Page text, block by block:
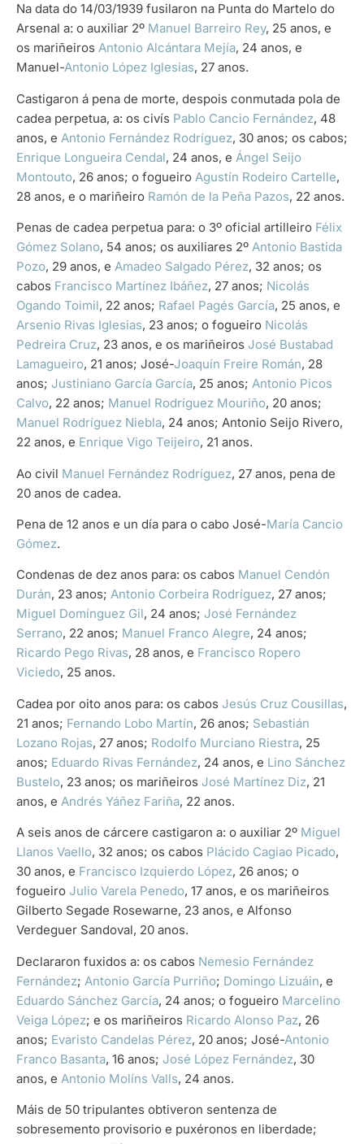
Na data do 14/03/1939 fusilaron na Punta do Martelo do
Arsenal a: o auxiliar 2º Manuel Barreiro Rey, 25 anos, e
os mariñeiros Antonio Alcántara Mejía, 24 anos, e
Manuel-Antonio López Iglesias, 27 anos.
Castigaron á pena de morte, despois conmutada pola de
cadea perpetua, a: os civís Pablo Cancio Fernández, 48
anos, e Antonio Fernández Rodríguez, 30 anos; os cabos;
Enrique Longueira Cendal, 24 anos, e Ángel Seijo
Montouto, 26 anos; o fogueiro Agustín Rodeiro Cartelle,
28 anos, e o mariñeiro Ramón de la Peña Pazos, 22 anos.
Penas de cadea perpetua para: o 3º oficial artilleiro Félix
Gómez Solano, 54 anos; os auxiliares 2º Antonio Bastida
Pozo, 29 anos, e Amadeo Salgado Pérez, 32 anos; os
cabos Francisco Martínez Ibáñez, 27 anos; Nicolás
Ogando Toimil, 22 anos; Rafael Pagés García, 25 anos, e
Arsenio Rivas Iglesias, 23 anos; o fogueiro Nicolás
Pedreira Cruz, 23 anos, e os mariñeiros José Bustabad
Lamagueiro, 21 anos; José-Joaquín Freire Román, 28
anos; Justiniano García García, 25 anos; Antonio Picos
Calvo, 22 anos; Manuel Rodríguez Mouriño, 20 anos;
Manuel Rodríguez Niebla, 24 anos; Antonio Seijo Rivero,
22 anos, e Enrique Vigo Teijeiro, 21 anos.
Ao civil Manuel Fernández Rodríguez, 27 anos, pena de
20 anos de cadea.
Pena de 12 anos e un día para o cabo José-María Cancio
Gómez.
Condenas de dez anos para: os cabos Manuel Cendón
Durán, 23 anos; Antonio Corbeira Rodríguez, 27 anos;
Miguel Domínguez Gil, 24 anos; José Fernández
Serrano, 22 anos; Manuel Franco Alegre, 24 anos;
Ricardo Pego Rivas, 28 anos, e Francisco Ropero
Viciedo, 25 anos.
Cadea por oito anos para: os cabos Jesús Cruz Cousillas,
21 anos; Fernando Lobo Martín, 26 anos; Sebastián
Lozano Rojas, 27 anos; Rodolfo Murciano Riestra, 25
anos; Eduardo Rivas Fernández, 24 anos, e Lino Sánchez
Bustelo, 23 anos; os mariñeiros José Martínez Diz, 21
anos, e Andrés Yáñez Fariña, 22 anos.
A seis anos de cárcere castigaron a: o auxiliar 2º Miguel
Llanos Vaello, 32 anos; os cabos Plácido Cagiao Picado,
30 anos, e Francisco Izquierdo López, 26 anos; o
fogueiro Julio Varela Penedo, 17 anos, e os mariñeiros
Gilberto Segade Rosewarne, 23 anos, e Alfonso
Verdeguer Sandoval, 20 anos.
Declararon fuxidos a: os cabos Nemesio Fernández
Fernández; Antonio García Purriño; Domingo Lizuáin, e
Eduardo Sánchez García, 24 anos; o fogueiro Marcelino
Veiga López; e os mariñeiros Ricardo Alonso Paz, 26
anos; Evaristo Candelas Pérez, 20 anos; José-Antonio
Franco Basanta, 16 anos; José López Fernández, 30
anos, e Antonio Molíns Valls, 24 anos.
Máis de 50 tripulantes obtiveron sentenza de
sobresemento provisorio e puxéronos en liberdade;